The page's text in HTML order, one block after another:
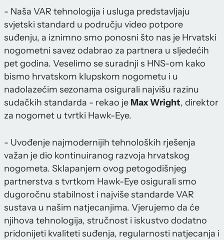
- Naša VAR tehnologija i usluga predstavljaju
svjetski standard u području video potpore
suđenju, a iznimno smo ponosni što nas je Hrvatski
nogometni savez odabrao za partnera u sljedećih
pet godina. Veselimo se suradnji s HNS-om kako
bismo hrvatskom klupskom nogometu i u
nadolazećim sezonama osigurali najvišu razinu
sudačkih standarda - rekao je Max Wright, direktor
za nogomet u tvrtki Hawk-Eye.
- Uvođenje najmodernijih tehnoloških rješenja
važan je dio kontinuiranog razvoja hrvatskog
nogometa. Sklapanjem ovog petogodišnjeg
partnerstva s tvrtkom Hawk-Eye osigurali smo
dugoročnu stabilnost i najviše standarde VAR
sustava u našim natjecanjima. Vjerujemo da će
njihova tehnologija, stručnost i iskustvo dodatno
pridonijeti kvaliteti suđenja, regularnosti natjecanja i